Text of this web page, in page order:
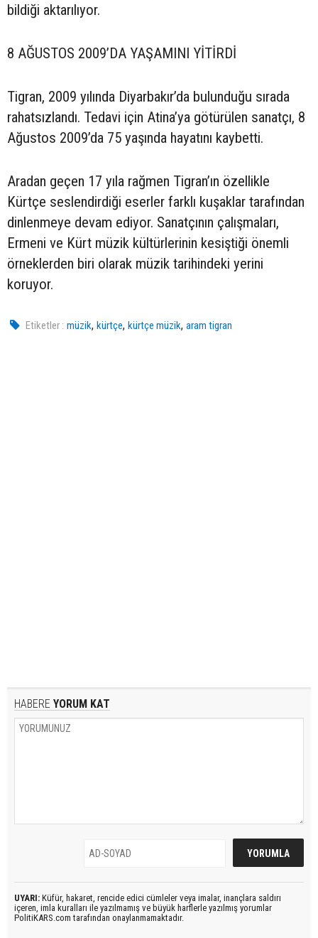
bildiği aktarılıyor.
8 AĞUSTOS 2009’DA YAŞAMINI YİTİRDİ
Tigran, 2009 yılında Diyarbakır’da bulunduğu sırada
rahatsızlandı. Tedavi için Atina’ya götürülen sanatçı, 8
Ağustos 2009’da 75 yaşında hayatını kaybetti.
Aradan geçen 17 yıla rağmen Tigran’ın özellikle
Kürtçe seslendirdiği eserler farklı kuşaklar tarafından
dinlenmeye devam ediyor. Sanatçının çalışmaları,
Ermeni ve Kürt müzik kültürlerinin kesiştiği önemli
örneklerden biri olarak müzik tarihindeki yerini
koruyor.
Etiketler : müzik,kürtçe,kürtçe müzik,aram tigran
HABERE YORUM KAT
UYARI: Küfür, hakaret, rencide edici cümleler veya imalar, inançlara saldırı
içeren, imla kuralları ile yazılmamış ve büyük harflerle yazılmış yorumlar
PolitiKARS.com tarafından onaylanmamaktadır.